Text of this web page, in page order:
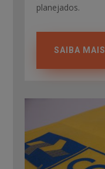
planejados.
SAIBA MAIS